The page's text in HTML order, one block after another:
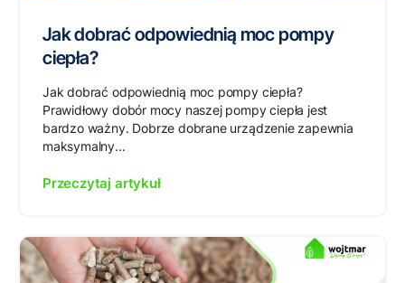
Jak dobrać odpowiednią moc pompy
ciepła?
Jak dobrać odpowiednią moc pompy ciepła?
Prawidłowy dobór mocy naszej pompy ciepła jest
bardzo ważny. Dobrze dobrane urządzenie zapewnia
maksymalny...
Przeczytaj artykuł